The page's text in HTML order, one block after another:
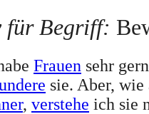
für Begriff:
Frauen sehr
sie. Aber, wie
, verstehe ich sie